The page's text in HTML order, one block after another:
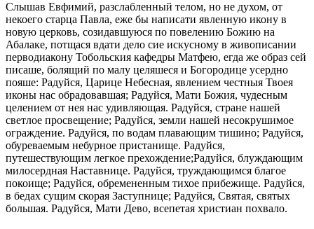
Слышав Евфимий, разслабленный телом, но не духом, от
некоего старца Павла, еже бы написати явленную икону в
новую церковь, созидавшуюся по повелению Божию на
Абалаке, потщася вдати дело сие искусному в живописании
перводиакону Тобольския кафедры Матфею, егда же образ сей
писаше, болящий по малу целяшеся и Богородице усердно
пояше: Радуйся, Царице Небесная, явлением честныя Твоея
иконы нас обрадовавшая; Радуйся, Мати Божия, чудесным
целением от нея нас удивляющая. Радуйся, стране нашей
светлое просвещение; Радуйся, земли нашей несокрушимое
ограждение. Радуйся, по водам плавающим тишино; Радуйся,
обуреваемым небурное пристанище. Радуйся,
путешествующим легкое прехождение;Радуйся, блуждающим
милосердная Наставнице. Радуйся, труждающимся благое
покоище; Радуйся, обремененным тихое прибежище. Радуйся,
в бедах сущим скорая Заступнице; Радуйся, Святая, святых
большая. Радуйся, Мати Дево, всепетая христиан похвало.